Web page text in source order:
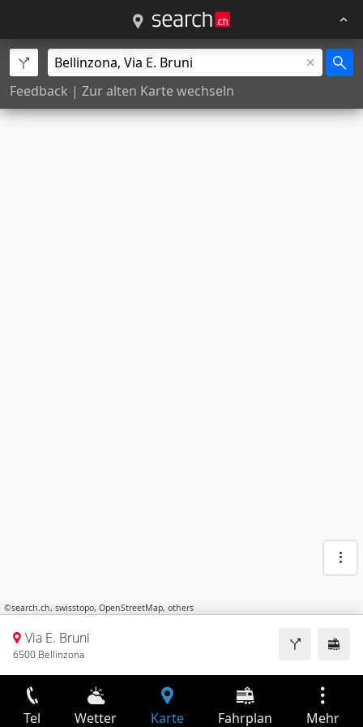
Feedback | Zur alten Karte wechseln
©search.ch, swisstopo, OpenStreetMap, others
Via E. Bruni
6500 Bellinzona
Tel Wetter Karte Fahrplan Mehr